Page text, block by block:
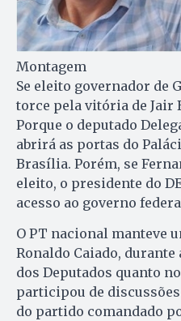
Montagem
Se eleito governador de
torce pela vitória de Jair
Porque o deputado
abrirá as portas do
Brasília. Porém, se
eleito, o presidente do
acesso ao governo
O PT nacional manteve
Ronaldo Caiado, durante
dos Deputados quanto
participou de
do partido comandado